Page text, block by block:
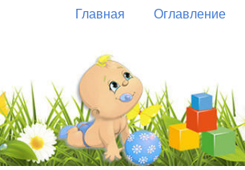
Главная Оглавление